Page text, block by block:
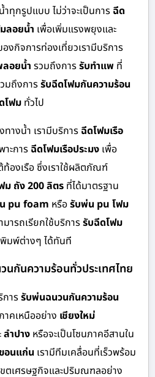
ทุกรูปแบบ ไม่ว่าจะเป็นการ ฉีด
ลอยน้ำ เพื่อเพิ่มแรงพยุงและ
งกิจการท่องเที่ยวเรามีบริการ
อยน้ำ รวมถึงการรับทำแพ ที่
มถึงการรับฉีดโฟมกันความร้อน
โฟม ทั่วไป
างน้ำ เรามีบริการ ฉีดโฟมเรือ
าะการ ฉีดโฟมเรือประมง เพื่อ
องเรือ ซึ่งเราใช้ผลิตภัณฑ์
ม ถัง 200 ลิตร ที่ได้มาตรฐาน
pu foam หรือรับพ่น pu โฟม
ารถเรียกใช้บริการรับฉีดโฟม
มพ์ต่างๆ ได้ทันที
กันความร้อนทั่วประเทศไทย
การรับพ่นฉนวนกันความร้อน
าคเหนืออย่าง เชียงใหม่
ลำปาง หรือจะเป็นโซนภาคอีสานใน
อนแก่น เรามีทีมเคลื่อนที่เร็วพร้อม
ตเศรษฐกิจและปริมณฑลอย่าง